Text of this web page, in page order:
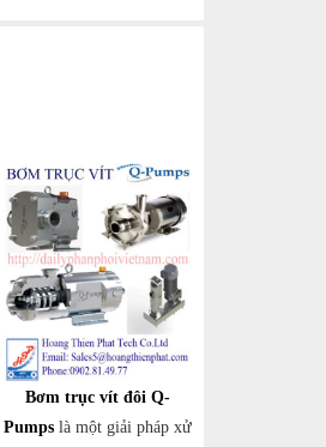
Bơm trục vít đôi Q-
Pumpslà một giải pháp xử